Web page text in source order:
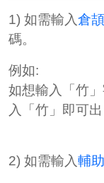
1) 如需輸入倉
碼。
例如:
如想輸入「竹
入「竹」即可
2) 如需輸入輔